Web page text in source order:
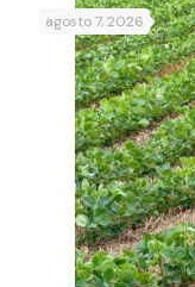
agosto 7, 2026